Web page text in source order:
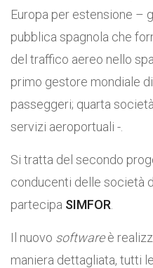
Europa per estensione –
pubblica spagnola che
del traffico aereo nello
primo gestore mondiale
passeggeri; quarta
servizi aeroportuali -.
Si tratta del secondo
conducenti delle società
partecipa SIMFOR
Il nuovo softwareè
maniera dettagliata, tutti